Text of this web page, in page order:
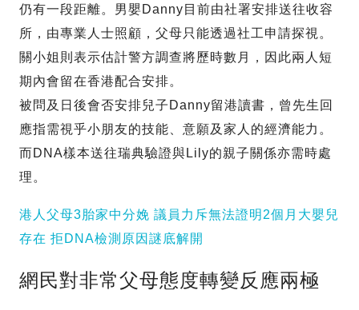
仍有一段距離。男嬰Danny目前由社署安排送往收容
所，由專業人士照顧，父母只能透過社工申請探視。
關小姐則表示估計警方調查將歷時數月，因此兩人短
期內會留在香港配合安排。
被問及日後會否安排兒子Danny留港讀書，曾先生回
應指需視乎小朋友的技能、意願及家人的經濟能力。
而DNA樣本送往瑞典驗證與Lily的親子關係亦需時處
理。
港人父母3胎家中分娩 議員力斥無法證明2個月大嬰兒
存在 拒DNA檢測原因謎底解開
網民對非常父母態度轉變反應兩極